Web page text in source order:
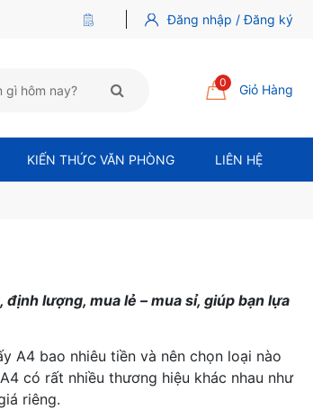
Đăng nhập / Đăng ký
0 Giỏ Hàng
KIẾN THỨC VĂN PHÒNG LIÊN HỆ
lượng, mua lẻ – mua sỉ, giúp bạn lựa
A4 bao nhiêu tiền và nên chọn loại nào
có rất nhiều thương hiệu khác nhau như
riêng.